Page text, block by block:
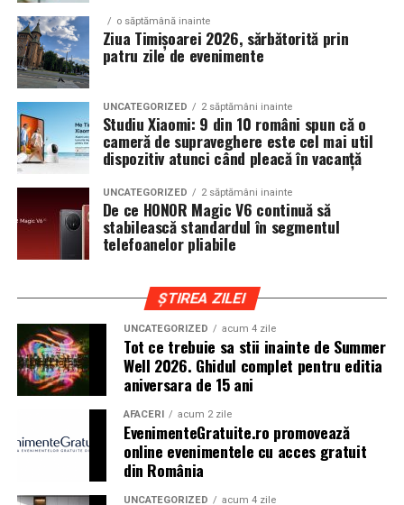
indiferent de vreme sau sezon.
De ce conteaza tipul de anvelopa la evenimentele din
Cluj
Clujul este un oras in care vremea poate fi imprevizibila,
iar drumurile din imprejurimi includ atat zone urbane,
cat si trasee montane sau colinare. O masina pregatita
de show trebuie sa ajunga la eveniment in siguranta si
fara probleme, indiferent de conditiile de drum.
Din acest motiv, tipul de anvelopa ales devine extrem de
stabilitate si un aspect echilibrat sunt preferate de cei
care nu doresc sa transforme masina intr-un obiect
static. In acest sens, alegerea unoranvelope all season
175 65 r14poate fi potrivita pentru multe proiecte
prezente la evenimentele locale, in special pentru
masinile compacte sau clasice.
Pozitia masinii si rolul anvelopelor
La un show auto, pozitia masinii este analizata atent.
o săptămână inainte
Ziua Timișoarei 2026, sărbătorită prin
patru zile de evenimente
UNCATEGORIZED 2 săptămâni inainte
Studiu Xiaomi: 9 din 10 români spun că o
cameră de supraveghere este cel mai util
dispozitiv atunci când pleacă în vacanță
UNCATEGORIZED 2 săptămâni inainte
De ce HONOR Magic V6 continuă să
stabilească standardul în segmentul
telefoanelor pliabile
ȘTIREA ZILEI
UNCATEGORIZED acum 4 zile
Tot ce trebuie sa stii inainte de Summer
Well 2026. Ghidul complet pentru editia
aniversara de 15 ani
AFACERI acum 2 zile
EvenimenteGratuite.ro promovează
online evenimentele cu acces gratuit
din România
UNCATEGORIZED acum 4 zile